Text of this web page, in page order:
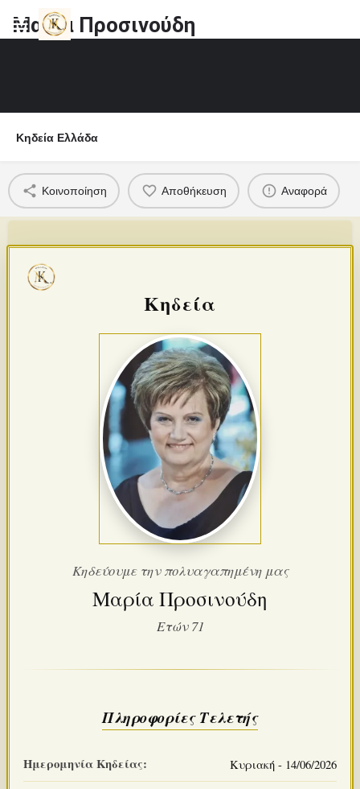
Μαρία Προσινούδη
Κηδεία Ελλάδα
Κοινοποίηση Αποθήκευση Αναφορά
Κηδεία
Κηδεύουμε την πολυαγαπημένη μας
Μαρία Προσινούδη
Ετών 71
Πληροφορίες Τελετής
Ημερομηνία Κηδείας: Κυριακή - 14/06/2026